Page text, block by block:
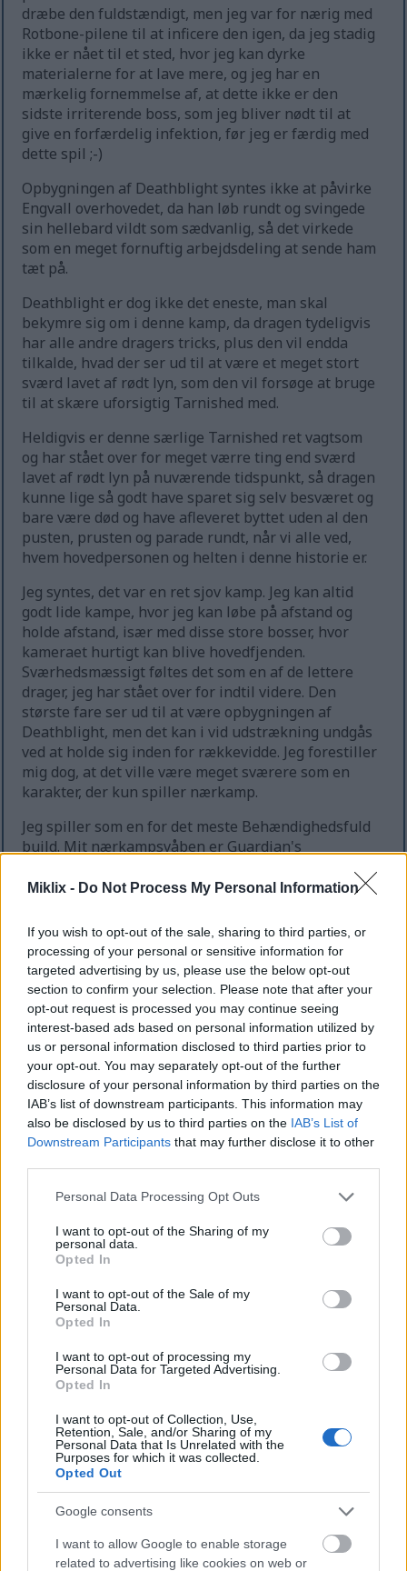
Miklix - Do Not Process My Personal Information
If you wish to opt-out of the sale, sharing to third parties, or
processing of your personal or sensitive information for
targeted advertising by us, please use the below opt-out
section to confirm your selection. Please note that after your
opt-out request is processed you may continue seeing
interest-based ads based on personal information utilized by
us or personal information disclosed to third parties prior to
your opt-out. You may separately opt-out of the further
disclosure of your personal information by third parties on the
IAB’s list of downstream participants. This information may
also be disclosed by us to third parties on the IAB’s List of
Downstream Participants that may further disclose it to other
Please note that this website/app uses one or more Google
not limited to your visit or usage behaviour. You may click to
grant or deny consent to Google and its third-party tags to
use your data for below specified purposes in below Google
consent section.
Personal Data Processing Opt Outs
I want to opt-out of the Sharing of my
personal data.
Opted In
I want to opt-out of the Sale of my
Personal Data.
Opted In
I want to opt-out of processing my
Personal Data for Targeted Advertising.
Opted In
I want to opt-out of Collection, Use,
Retention, Sale, and/or Sharing of my
Personal Data that Is Unrelated with the
Purposes for which it was collected.
Opted Out
Google consents
I want to allow Google to enable storage
related to advertising like cookies on web or
dræbe den fuldstændigt, men jeg var for nærig med
Rotbone-pilene til at inficere den igen, da jeg stadig
ikke er nået til et sted, hvor jeg kan dyrke
materialerne for at lave mere, og jeg har en
mærkelig fornemmelse af, at dette ikke er den
sidste irriterende boss, som jeg bliver nødt til at
give en forfærdelig infektion, før jeg er færdig med
dette spil ;-)
Opbygningen af Deathblight syntes ikke at påvirke
Engvall overhovedet, da han løb rundt og svingede
sin hellebard vildt som sædvanlig, så det virkede
som en meget fornuftig arbejdsdeling at sende ham
tæt på.
Deathblight er dog ikke det eneste, man skal
bekymre sig om i denne kamp, da dragen tydeligvis
har alle andre dragers tricks, plus den vil endda
tilkalde, hvad der ser ud til at være et meget stort
sværd lavet af rødt lyn, som den vil forsøge at bruge
til at skære uforsigtig Tarnished med.
Heldigvis er denne særlige Tarnished ret vagtsom
og har stået over for meget værre ting end sværd
lavet af rødt lyn på nuværende tidspunkt, så dragen
kunne lige så godt have sparet sig selv besværet og
bare være død og have afleveret byttet uden al den
pusten, prusten og parade rundt, når vi alle ved,
hvem hovedpersonen og helten i denne historie er.
Jeg syntes, det var en ret sjov kamp. Jeg kan altid
godt lide kampe, hvor jeg kan løbe på afstand og
holde afstand, især med disse store bosser, hvor
kameraet hurtigt kan blive hovedfjenden.
Sværhedsmæssigt føltes det som en af de lettere
drager, jeg har stået over for indtil videre. Den
største fare ser ud til at være opbygningen af
Deathblight, men det kan i vid udstrækning undgås
ved at holde sig inden for rækkevidde. Jeg forestiller
mig dog, at det ville være meget sværere som en
karakter, der kun spiller nærkamp.
Jeg spiller som en for det meste Behændighedsfuld
build. Mit nærkampsvåben er Guardian's
of War. Mine afstandsvåben er Langbuen og
blev optaget. Jeg er ikke helt sikker på, om det
generelt anses for passende, men spillets
sværhedsgrad virker rimelig for mig – jeg vil have
det optimale punkt, der ikke er sindsoprivende let-
tilstand, men heller ikke så svært, at jeg sidder fast
på den samme boss i timevis ;-)
Hvis du kunne lide denne video, kan du overveje at
være helt fantastisk ved at like og abonnere på
YouTube:-)
Fan art inspireret af denne
bosskamp
Anime-stil fan art af Tarnished in Black Knife-
rustningen, der konfronterer Lichdragon Fortissax
midt i røde lyn i Deeproot-dybderne fra Elden Ring.
Klik eller tryk på billedet for at få flere oplysninger og
højere opløsninger.